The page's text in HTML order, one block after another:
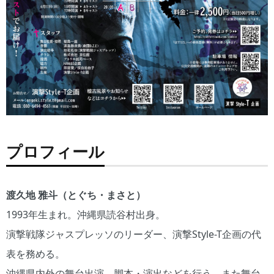
プロフィール
渡久地 雅斗（とぐち・まさと）
1993年生まれ。沖縄県読谷村出身。
演撃戦隊ジャスプレッソのリーダー、演撃Style-T企画の代
表を務める。